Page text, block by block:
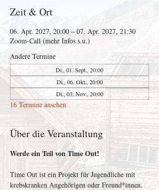
Zeit & Ort
06. Apr. 2027, 20:00 – 07. Apr. 2027, 21:30
Zoom-Call (mehr Infos s.u.)
Andere Termine
Di., 01. Sept., 20:00
Di., 06. Okt., 20:00
Di., 03. Nov., 20:00
16 Termine ansehen
Über die Veranstaltung
Werde ein Teil von Time Out!
Time Out ist ein Projekt für Jugendliche mit
krebskranken Angehörigen oder Freund*innen.